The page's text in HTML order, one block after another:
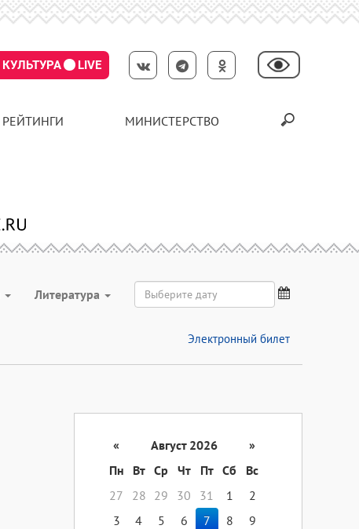
КУЛЬТУРА LIVE
РЕЙТИНГИ МИНИСТЕРСТВО
Литература
Электронный билет
« Август 2026
»
Пн
Вт Ср Чт Пт Сб
Вс
27
28 29 30 31 1
2
3
4 5 6 7 8
9